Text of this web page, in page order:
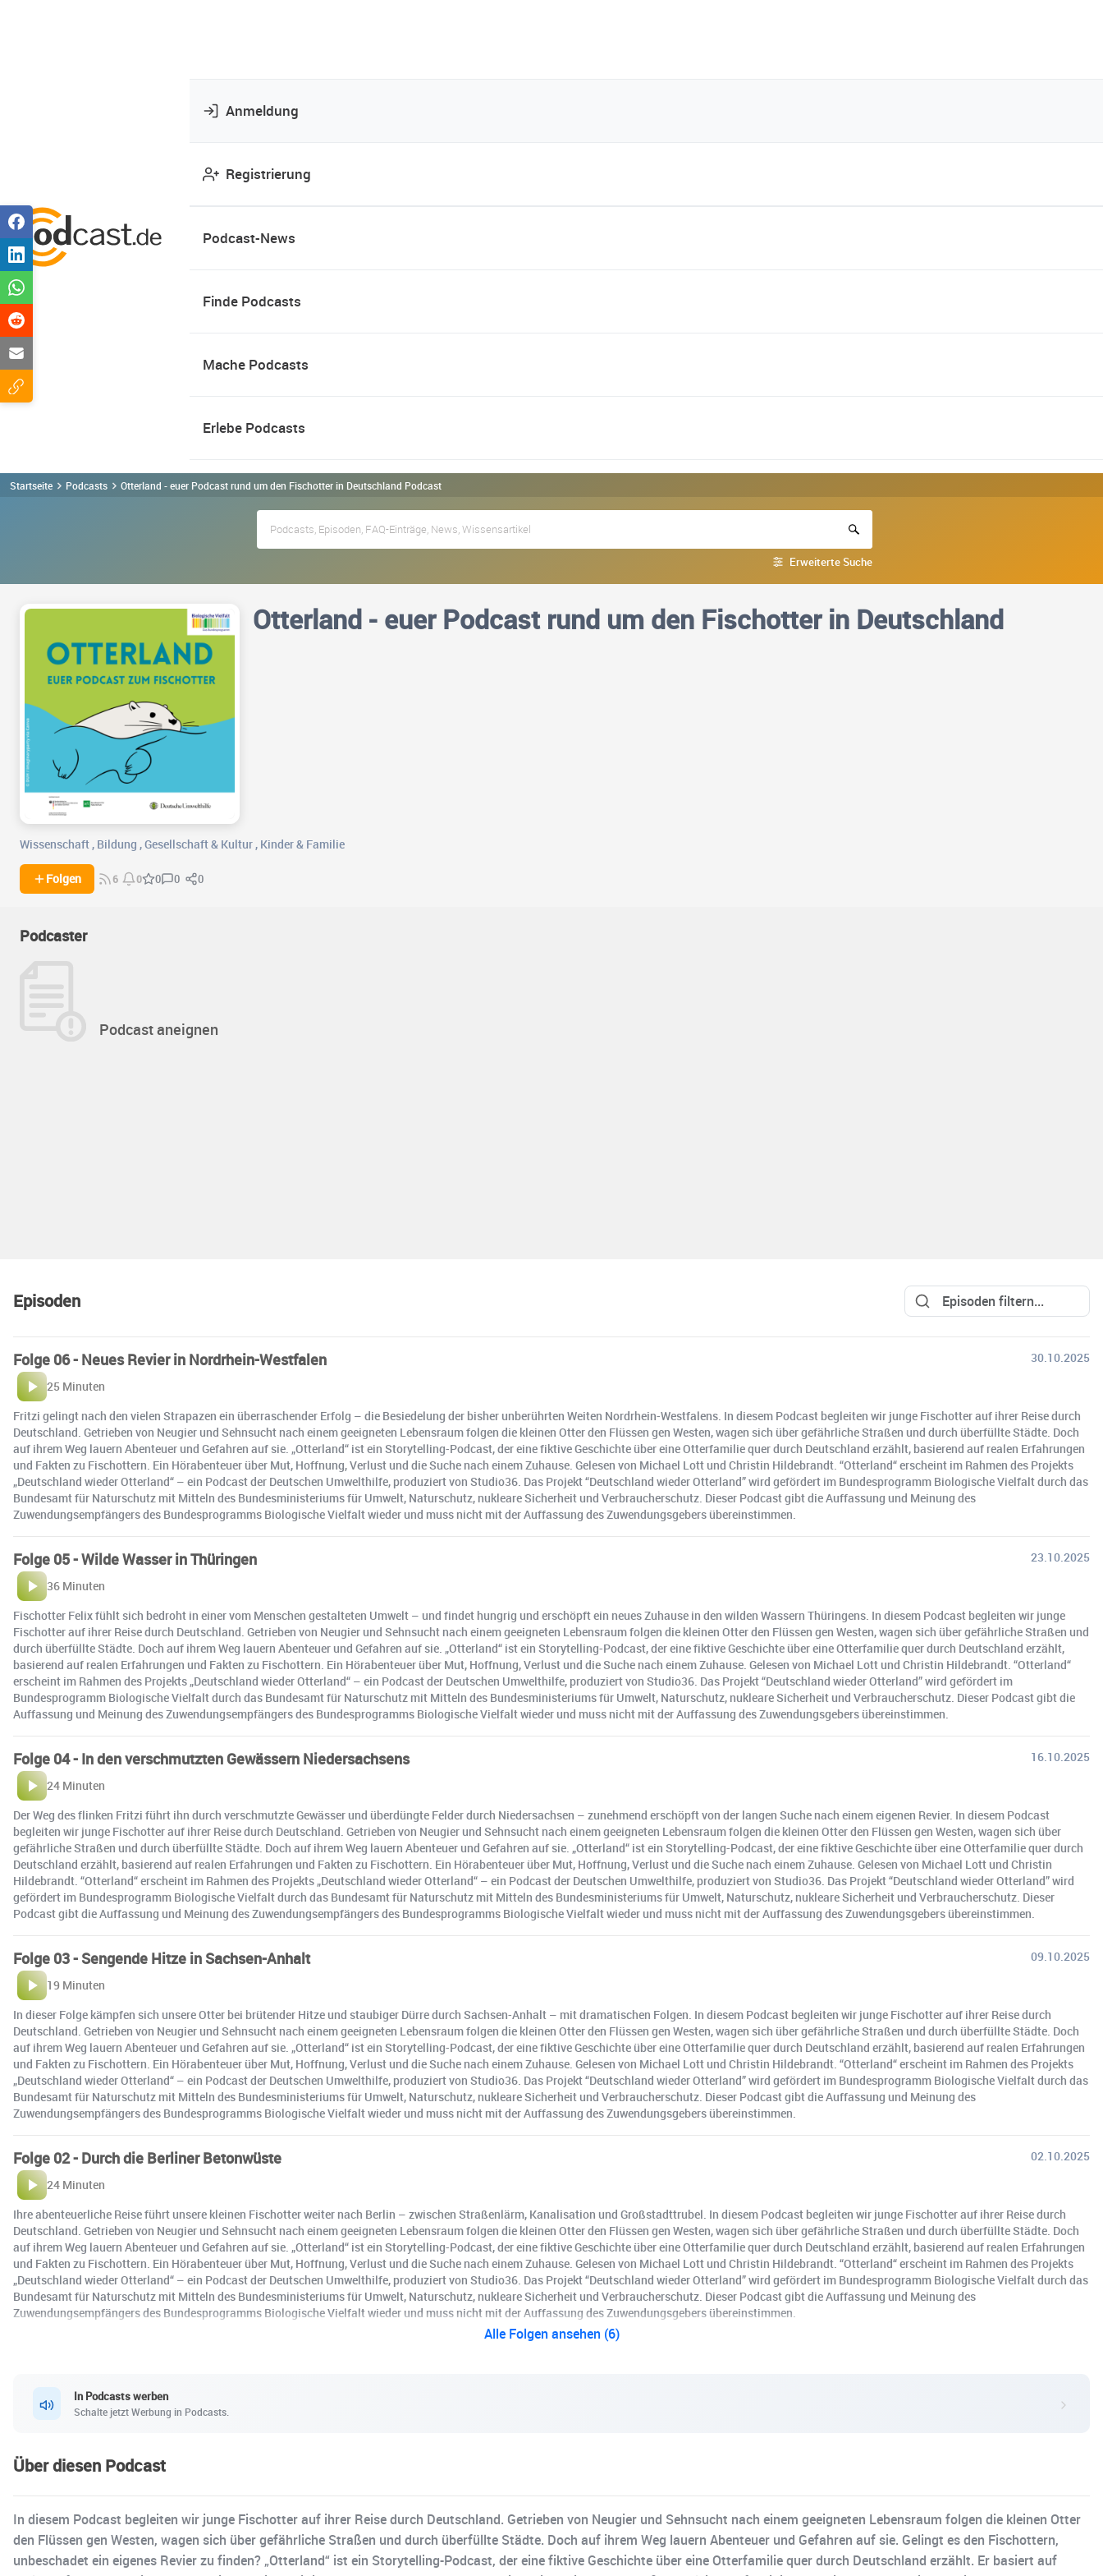
Anmeldung
Registrierung
Podcast-News
Finde Podcasts
Mache Podcasts
Erlebe Podcasts
Startseite Podcasts Otterland - euer Podcast rund um den Fischotter in Deutschland Podcast
Erweiterte Suche
Otterland - euer Podcast rund um den Fischotter in Deutschland
Wissenschaft , Bildung ,Gesellschaft & Kultur , Kinder & Familie
Folgen 6 0 0 0 0
Podcaster
Podcast aneignen
Episoden
Folge 06 - Neues Revier in Nordrhein-Westfalen
30.10.2025
25 Minuten
Fritzi gelingt nach den vielen Strapazen ein überraschender Erfolg – die Besiedelung der bisher unberührten Weiten Nordrhein-Westfalens. In diesem Podcast begleiten wir junge Fischotter auf ihrer Reise durch
Deutschland. Getrieben von Neugier und Sehnsucht nach einem geeigneten Lebensraum folgen die kleinen Otter den Flüssen gen Westen, wagen sich über gefährliche Straßen und durch überfüllte Städte. Doch
auf ihrem Weg lauern Abenteuer und Gefahren auf sie. „Otterland“ ist ein Storytelling-Podcast, der eine fiktive Geschichte über eine Otterfamilie quer durch Deutschland erzählt, basierend auf realen Erfahrungen
und Fakten zu Fischottern. Ein Hörabenteuer über Mut, Hoffnung, Verlust und die Suche nach einem Zuhause. Gelesen von Michael Lott und Christin Hildebrandt. “Otterland“ erscheint im Rahmen des Projekts
„Deutschland wieder Otterland“ – ein Podcast der Deutschen Umwelthilfe, produziert von Studio36. Das Projekt “Deutschland wieder Otterland” wird gefördert im Bundesprogramm Biologische Vielfalt durch das
Bundesamt für Naturschutz mit Mitteln des Bundesministeriums für Umwelt, Naturschutz, nukleare Sicherheit und Verbraucherschutz. Dieser Podcast gibt die Auffassung und Meinung des
Zuwendungsempfängers des Bundesprogramms Biologische Vielfalt wieder und muss nicht mit der Auffassung des Zuwendungsgebers übereinstimmen.
Folge 05 - Wilde Wasser in Thüringen
23.10.2025
36 Minuten
Fischotter Felix fühlt sich bedroht in einer vom Menschen gestalteten Umwelt – und findet hungrig und erschöpft ein neues Zuhause in den wilden Wassern Thüringens. In diesem Podcast begleiten wir junge
Fischotter auf ihrer Reise durch Deutschland. Getrieben von Neugier und Sehnsucht nach einem geeigneten Lebensraum folgen die kleinen Otter den Flüssen gen Westen, wagen sich über gefährliche Straßen und
durch überfüllte Städte. Doch auf ihrem Weg lauern Abenteuer und Gefahren auf sie. „Otterland“ ist ein Storytelling-Podcast, der eine fiktive Geschichte über eine Otterfamilie quer durch Deutschland erzählt,
basierend auf realen Erfahrungen und Fakten zu Fischottern. Ein Hörabenteuer über Mut, Hoffnung, Verlust und die Suche nach einem Zuhause. Gelesen von Michael Lott und Christin Hildebrandt. “Otterland“
erscheint im Rahmen des Projekts „Deutschland wieder Otterland“ – ein Podcast der Deutschen Umwelthilfe, produziert von Studio36. Das Projekt “Deutschland wieder Otterland” wird gefördert im
Bundesprogramm Biologische Vielfalt durch das Bundesamt für Naturschutz mit Mitteln des Bundesministeriums für Umwelt, Naturschutz, nukleare Sicherheit und Verbraucherschutz. Dieser Podcast gibt die
Auffassung und Meinung des Zuwendungsempfängers des Bundesprogramms Biologische Vielfalt wieder und muss nicht mit der Auffassung des Zuwendungsgebers übereinstimmen.
Folge 04 - In den verschmutzten Gewässern Niedersachsens
16.10.2025
24 Minuten
Der Weg des flinken Fritzi führt ihn durch verschmutzte Gewässer und überdüngte Felder durch Niedersachsen – zunehmend erschöpft von der langen Suche nach einem eigenen Revier. In diesem Podcast
begleiten wir junge Fischotter auf ihrer Reise durch Deutschland. Getrieben von Neugier und Sehnsucht nach einem geeigneten Lebensraum folgen die kleinen Otter den Flüssen gen Westen, wagen sich über
gefährliche Straßen und durch überfüllte Städte. Doch auf ihrem Weg lauern Abenteuer und Gefahren auf sie. „Otterland“ ist ein Storytelling-Podcast, der eine fiktive Geschichte über eine Otterfamilie quer durch
Deutschland erzählt, basierend auf realen Erfahrungen und Fakten zu Fischottern. Ein Hörabenteuer über Mut, Hoffnung, Verlust und die Suche nach einem Zuhause. Gelesen von Michael Lott und Christin
Hildebrandt. “Otterland“ erscheint im Rahmen des Projekts „Deutschland wieder Otterland“ – ein Podcast der Deutschen Umwelthilfe, produziert von Studio36. Das Projekt “Deutschland wieder Otterland” wird
gefördert im Bundesprogramm Biologische Vielfalt durch das Bundesamt für Naturschutz mit Mitteln des Bundesministeriums für Umwelt, Naturschutz, nukleare Sicherheit und Verbraucherschutz. Dieser
Podcast gibt die Auffassung und Meinung des Zuwendungsempfängers des Bundesprogramms Biologische Vielfalt wieder und muss nicht mit der Auffassung des Zuwendungsgebers übereinstimmen.
Folge 03 - Sengende Hitze in Sachsen-Anhalt
09.10.2025
19 Minuten
In dieser Folge kämpfen sich unsere Otter bei brütender Hitze und staubiger Dürre durch Sachsen-Anhalt – mit dramatischen Folgen. In diesem Podcast begleiten wir junge Fischotter auf ihrer Reise durch
Deutschland. Getrieben von Neugier und Sehnsucht nach einem geeigneten Lebensraum folgen die kleinen Otter den Flüssen gen Westen, wagen sich über gefährliche Straßen und durch überfüllte Städte. Doch
auf ihrem Weg lauern Abenteuer und Gefahren auf sie. „Otterland“ ist ein Storytelling-Podcast, der eine fiktive Geschichte über eine Otterfamilie quer durch Deutschland erzählt, basierend auf realen Erfahrungen
und Fakten zu Fischottern. Ein Hörabenteuer über Mut, Hoffnung, Verlust und die Suche nach einem Zuhause. Gelesen von Michael Lott und Christin Hildebrandt. “Otterland“ erscheint im Rahmen des Projekts
„Deutschland wieder Otterland“ – ein Podcast der Deutschen Umwelthilfe, produziert von Studio36. Das Projekt “Deutschland wieder Otterland” wird gefördert im Bundesprogramm Biologische Vielfalt durch das
Bundesamt für Naturschutz mit Mitteln des Bundesministeriums für Umwelt, Naturschutz, nukleare Sicherheit und Verbraucherschutz. Dieser Podcast gibt die Auffassung und Meinung des
Zuwendungsempfängers des Bundesprogramms Biologische Vielfalt wieder und muss nicht mit der Auffassung des Zuwendungsgebers übereinstimmen.
Folge 02 - Durch die Berliner Betonwüste
02.10.2025
24 Minuten
Ihre abenteuerliche Reise führt unsere kleinen Fischotter weiter nach Berlin – zwischen Straßenlärm, Kanalisation und Großstadttrubel. In diesem Podcast begleiten wir junge Fischotter auf ihrer Reise durch
Deutschland. Getrieben von Neugier und Sehnsucht nach einem geeigneten Lebensraum folgen die kleinen Otter den Flüssen gen Westen, wagen sich über gefährliche Straßen und durch überfüllte Städte. Doch
auf ihrem Weg lauern Abenteuer und Gefahren auf sie. „Otterland“ ist ein Storytelling-Podcast, der eine fiktive Geschichte über eine Otterfamilie quer durch Deutschland erzählt, basierend auf realen Erfahrungen
und Fakten zu Fischottern. Ein Hörabenteuer über Mut, Hoffnung, Verlust und die Suche nach einem Zuhause. Gelesen von Michael Lott und Christin Hildebrandt. “Otterland“ erscheint im Rahmen des Projekts
„Deutschland wieder Otterland“ – ein Podcast der Deutschen Umwelthilfe, produziert von Studio36. Das Projekt “Deutschland wieder Otterland” wird gefördert im Bundesprogramm Biologische Vielfalt durch das
Bundesamt für Naturschutz mit Mitteln des Bundesministeriums für Umwelt, Naturschutz, nukleare Sicherheit und Verbraucherschutz. Dieser Podcast gibt die Auffassung und Meinung des
Zuwendungsempfängers des Bundesprogramms Biologische Vielfalt wieder und muss nicht mit der Auffassung des Zuwendungsgebers übereinstimmen.
Alle Folgen ansehen (6)
In Podcasts werben
Schalte jetzt Werbung in Podcasts.
Über diesen Podcast
In diesem Podcast begleiten wir junge Fischotter auf ihrer Reise durch Deutschland. Getrieben von Neugier und Sehnsucht nach einem geeigneten Lebensraum folgen die kleinen Otter
den Flüssen gen Westen, wagen sich über gefährliche Straßen und durch überfüllte Städte. Doch auf ihrem Weg lauern Abenteuer und Gefahren auf sie. Gelingt es den Fischottern,
unbeschadet ein eigenes Revier zu finden? „Otterland“ ist ein Storytelling-Podcast, der eine fiktive Geschichte über eine Otterfamilie quer durch Deutschland erzählt. Er basiert auf